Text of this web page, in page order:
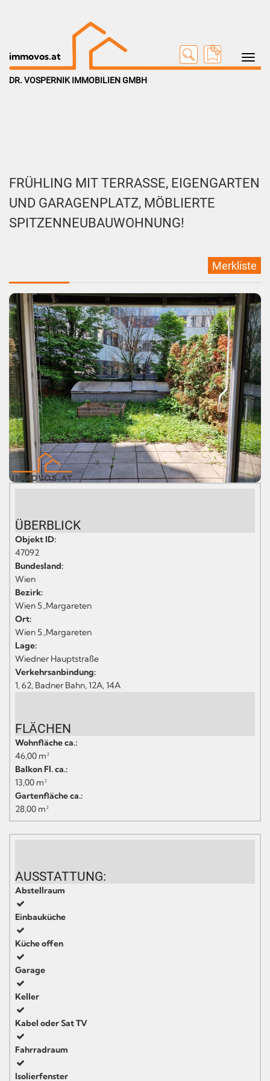
Toggle
immovos.at
0
DR. VOSPERNIK IMMOBILIEN GMBH
FRÜHLING MIT TERRASSE, EIGENGARTEN
UND GARAGENPLATZ, MÖBLIERTE
SPITZENNEUBAUWOHNUNG!
Merkliste
ÜBERBLICK
Objekt ID:
47092
Bundesland:
Wien
Bezirk:
Wien 5.,Margareten
Ort:
Wien 5.,Margareten
Lage:
Wiedner Hauptstraße
Verkehrsanbindung:
1, 62, Badner Bahn, 12A, 14A
FLÄCHEN
Wohnfläche ca.:
46,00 m²
Balkon Fl. ca.:
13,00 m²
Gartenfläche ca.:
28,00 m²
AUSSTATTUNG:
Abstellraum
Einbauküche
Küche offen
Garage
Keller
Kabel oder Sat TV
Fahrradraum
Isolierfenster